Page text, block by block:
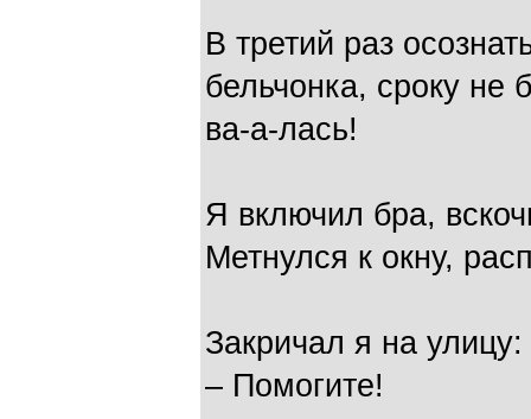
В третий раз
бельчонка, сроку не
ва-а-лась!
Я включил бра,
Метнулся к окну,
Закричал я на улицу:
– Помогите!